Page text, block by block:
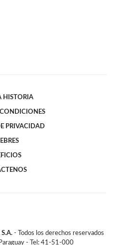
HISTORIA
PRIVACIDAD
S.A. - Todos los derechos reservados
- Tel: 41-51-000